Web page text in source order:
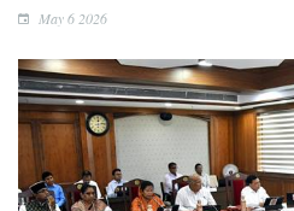
May 6 2026